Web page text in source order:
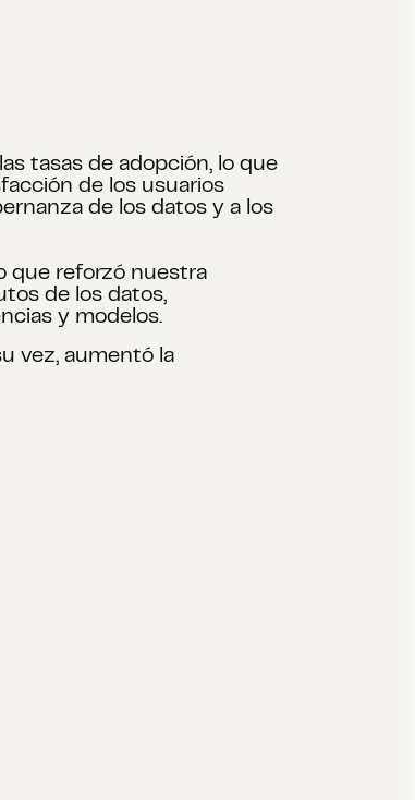
tasas de adopción, lo que
de los usuarios
de los datos y a los
que reforzó nuestra
de los datos,
y modelos.
vez, aumentó la